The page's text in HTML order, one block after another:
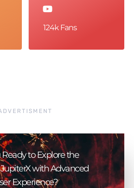
124k Fans
Ready to Explore the
with Advanced
Experience?